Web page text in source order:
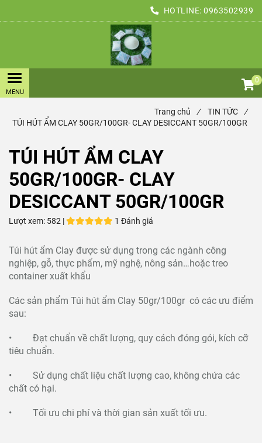
HOTLINE: 0963502939
0
Trang chủ / TIN TỨC
/
TÚI HÚT ẨM CLAY 50GR/100GR- CLAY DESICCANT 50GR/100GR
TÚI HÚT ẨM CLAY
50GR/100GR- CLAY
DESICCANT 50GR/100GR
Lượt xem: 582 | 1 Đánh giá
Túi hút ẩm Clay được sử dụng trong các ngành công
nghiệp, gỗ, thực phẩm, mỹ nghệ, nông sản…hoặc treo
container xuất khẩu
Các sản phẩm Túi hút ẩm Clay 50gr/100gr có các ưu điểm
sau:
• Đạt chuẩn về chất lượng, quy cách đóng gói, kích cỡ
tiêu chuẩn.
• Sử dụng chất liệu chất lượng cao, không chứa các
chất có hại.
• Tối ưu chi phí và thời gian sản xuất tối ưu.